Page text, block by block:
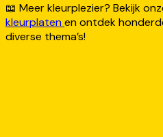
📖 Meer kleurplezier? Bekijk
kleurplatenen ontdek
diverse thema’s!